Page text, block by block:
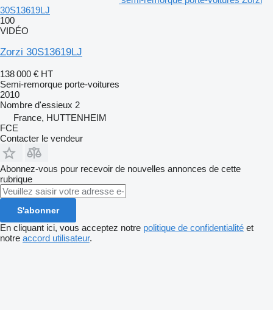
30S13619LJ
100
VIDÉO
Zorzi 30S13619LJ
138 000 € HT
Semi-remorque porte-voitures
2010
Nombre d'essieux 2
France, HUTTENHEIM
FCE
Contacter le vendeur
Abonnez-vous pour recevoir de nouvelles annonces de cette
rubrique
S'abonner
En cliquant ici, vous acceptez notre politique de confidentialité et
notre accord utilisateur.